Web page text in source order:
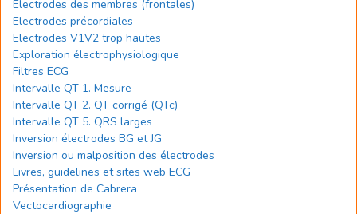
Electrodes des membres (frontales)
Electrodes précordiales
Electrodes V1V2 trop hautes
Exploration électrophysiologique
Filtres ECG
Intervalle QT 1. Mesure
Intervalle QT 2. QT corrigé (QTc)
Intervalle QT 5. QRS larges
Inversion électrodes BG et JG
Inversion ou malposition des électrodes
Livres, guidelines et sites web ECG
Présentation de Cabrera
Vectocardiographie